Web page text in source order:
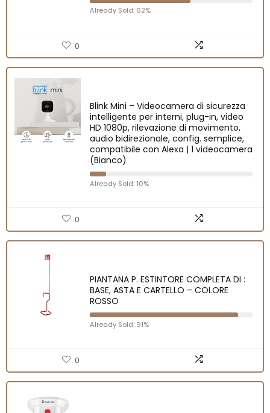
Already Sold: 62%
0
Blink Mini – Videocamera di sicurezza
intelligente per interni, plug-in, video
HD 1080p, rilevazione di movimento,
audio bidirezionale, config. semplice,
compatibile con Alexa | 1 videocamera
(Bianco)
Already Sold: 10%
0
PIANTANA P. ESTINTORE COMPLETA DI :
BASE, ASTA E CARTELLO – COLORE
ROSSO
Already Sold: 91%
0